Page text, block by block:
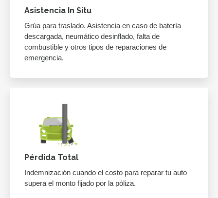
Asistencia In Situ
Grúa para traslado. Asistencia en caso de batería
descargada, neumático desinflado, falta de
combustible y otros tipos de reparaciones de
emergencia.
Pérdida Total
Indemnización cuando el costo para reparar tu auto
supera el monto fijado por la póliza.